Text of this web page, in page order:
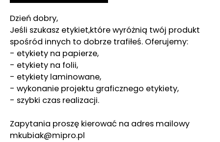
Dzień dobry,
Jeśli szukasz etykiet,które wyróżnią twój produkt
spośród innych to dobrze trafiłeś. Oferujemy:
- etykiety na papierze,
- etykiety na folii,
- etykiety laminowane,
- wykonanie projektu graficznego etykiety,
- szybki czas realizacji.
Zapytania proszę kierować na adres mailowy
mkubiak@mipro.pl